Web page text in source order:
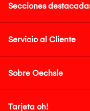
Secciones
Servicio al Cliente
Sobre Oechsle
Tarjeta oh!